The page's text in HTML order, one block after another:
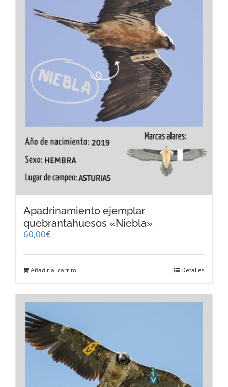
Apadrinamiento ejemplar
quebrantahuesos «Niebla»
60,00€
Añadir al carrito Detalles